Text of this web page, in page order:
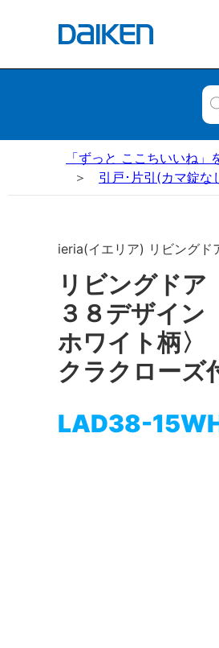
「ずっと ここちいいね
引戸･片引(カマ錠な
ieria(イエリア) リビングド
リビングド
３８デザイ
ホワイト柄
クラクローズ
LAD38-